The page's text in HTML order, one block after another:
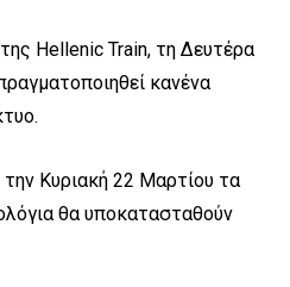
Hellenic Train, τη Δευτέρα
κανένα
την Κυριακή 22 Μαρτίου τα
θα υποκατασταθούν